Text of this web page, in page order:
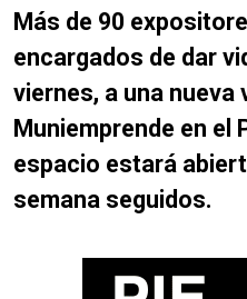
Más de 90 expo
encargados de dar
viernes, a una nueva
Muniemprende en el
espacio estará
semana seguidos.